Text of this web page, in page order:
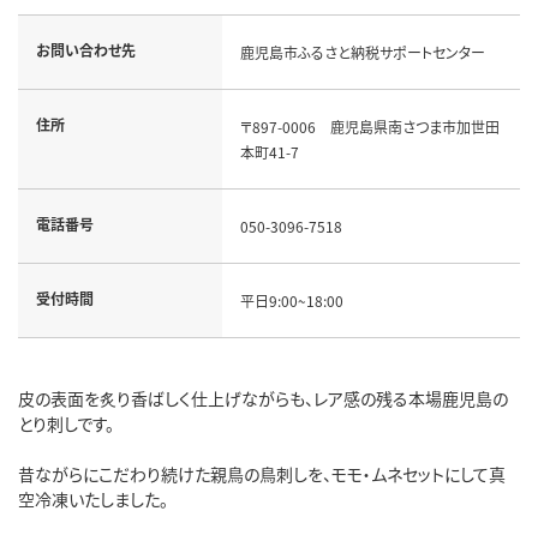
お問い合わせ先 鹿児島市ふるさと納税サポートセンター
住所
〒897-0006 鹿児島県南さつま市加世田
本町41-7
電話番号 050-3096-7518
受付時間 平日9:00~18:00
皮の表面を炙り香ばしく仕上げながらも、レア感の残る本場鹿児島の
とり刺しです。
昔ながらにこだわり続けた親鳥の鳥刺しを、モモ・ムネセットにして真
空冷凍いたしました。